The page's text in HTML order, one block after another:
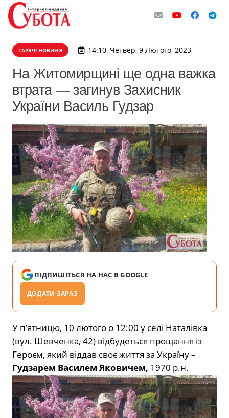
ГАРЯЧІ НОВИНИ 14:10, Четвер, 9 Лютого, 2023
На Житомирщині ще одна важка
втрата — загинув Захисник
України Василь Гудзар
ПІДПИШІТЬСЯ НА НАС В GOOGLE
ДОДАТИ ЗАРАЗ
У п’ятницю, 10 лютого о 12:00 у селі Наталівка
(вул. Шевченка, 42) відбудеться прощання із
Героєм, який віддав своє життя за Україну–
Гудзарем Василем Яковичем, 1970 р.н.